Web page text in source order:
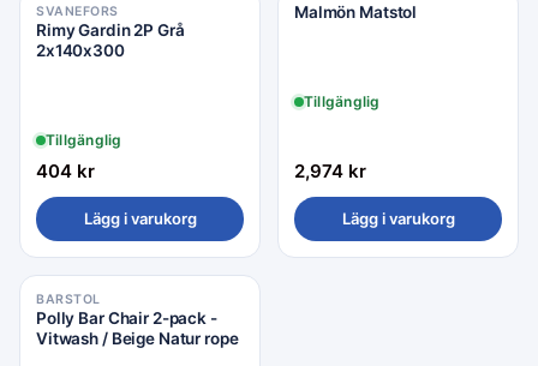
SVANEFORS
Rimy Gardin 2P Grå
2x140x300
Tillgänglig
404 kr
Lägg i varukorg
Malmön Matstol
Tillgänglig
2,974 kr
Lägg i varukorg
BARSTOL
Polly Bar Chair 2-pack -
Vitwash / Beige Natur rope